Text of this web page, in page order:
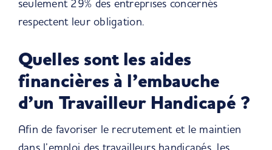
seulement 29% des entreprises concernés
respectent leur obligation.
Quelles sont les aides
financières à l’embauche
d’un Travailleur Handicapé ?
Afin de favoriser le recrutement et le maintien